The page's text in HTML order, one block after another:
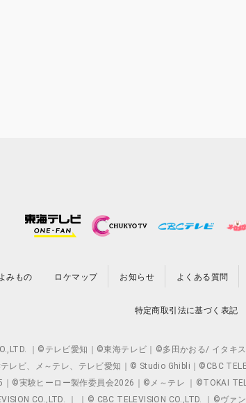
みもの ロケマップ お知らせ よくある質問
特定商取引法に基づく表記
｜©テレビ愛知｜©東海テレビ｜©多田かおる/ イタキ
レビ、メ～テレ、テレビ愛知｜© Studio Ghibli｜©CBC
実験ヒーロー製作委員会2026｜©メ～テレ ｜©TOKAI
CO.,LTD. ｜ ｜© CBC TELEVISION CO.,LTD. ｜©ヴ